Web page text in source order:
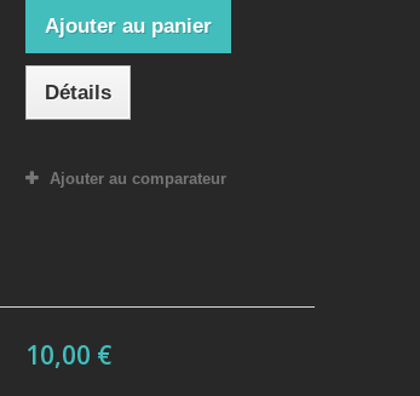
Ajouter au panier
Détails
Ajouter au comparateur
10,00 €